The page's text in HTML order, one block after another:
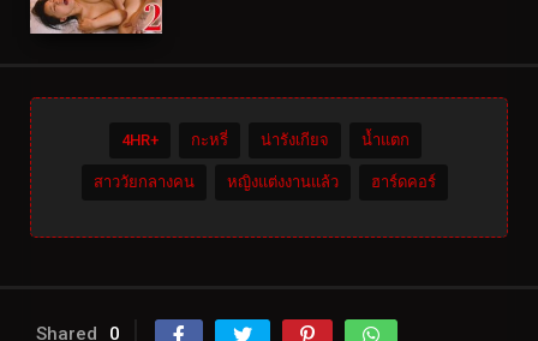
4HR+ กะหรี่ น่ารังเกียจ น้ำแตก
สาววัยกลางคน หญิงแต่งงานแล้ว ฮาร์ดคอร์
Shared 0